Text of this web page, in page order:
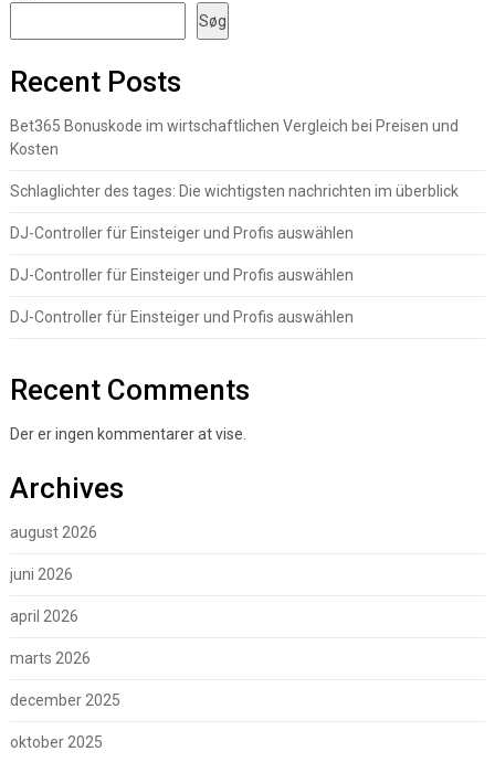
Søg
Recent Posts
Bet365 Bonuskode im wirtschaftlichen Vergleich bei Preisen und
Kosten
Schlaglichter des tages: Die wichtigsten nachrichten im überblick
DJ-Controller für Einsteiger und Profis auswählen
DJ-Controller für Einsteiger und Profis auswählen
DJ-Controller für Einsteiger und Profis auswählen
Recent Comments
Der er ingen kommentarer at vise.
Archives
august 2026
juni 2026
april 2026
marts 2026
december 2025
oktober 2025